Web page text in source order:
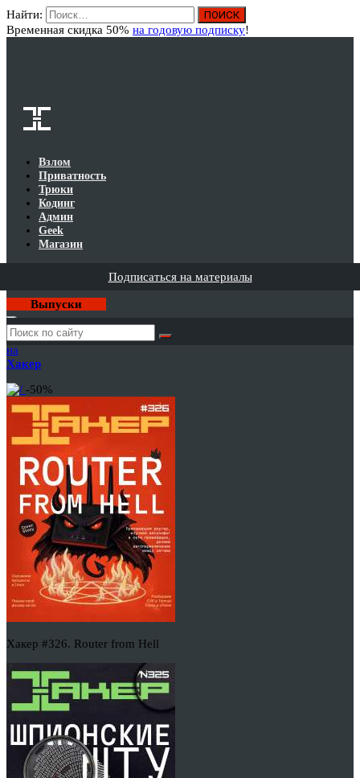
Найти:
Временная скидка 50% на годовую подписку!
Взлом
Приватность
Трюки
Кодинг
Админ
Geek
Магазин
Подписаться на материалы
Выпуски
Годовая
подписка
на
Хакер
-50%
Хакер #326. Router from Hell